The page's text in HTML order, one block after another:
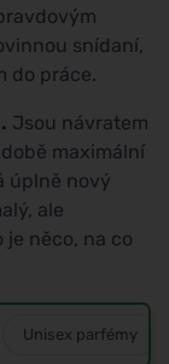
snídaní,
do práce.
Jsou návratem
maximální
úplně nový
ale
je něco, na co
Unisex parfémy